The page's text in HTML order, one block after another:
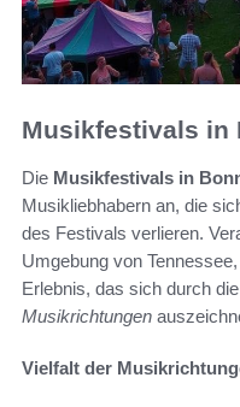
Musikfestivals in
Die Musikfestivals in
Musikliebhabern an, die
des Festivals verlieren.
Umgebung von
Erlebnis, das sich durch
Musikrichtungen
Vielfalt der